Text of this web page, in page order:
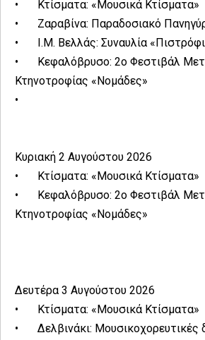
•
Κτίσματα: «Μουσικά Κτίσματα»
•
Ζαραβίνα: Παραδοσιακό
•
Ι.Μ. Βελλάς: Συναυλία
•
Κεφαλόβρυσο: 2ο Φεστιβάλ
Κτηνοτροφίας «Νομάδες»
•
Κυριακή 2 Αυγούστου 2026
•
Κτίσματα: «Μουσικά Κτίσματα»
•
Κεφαλόβρυσο: 2ο Φεστιβάλ
Κτηνοτροφίας «Νομάδες»
Δευτέρα 3 Αυγούστου 2026
•
Κτίσματα: «Μουσικά Κτίσματα»
•
Δελβινάκι: